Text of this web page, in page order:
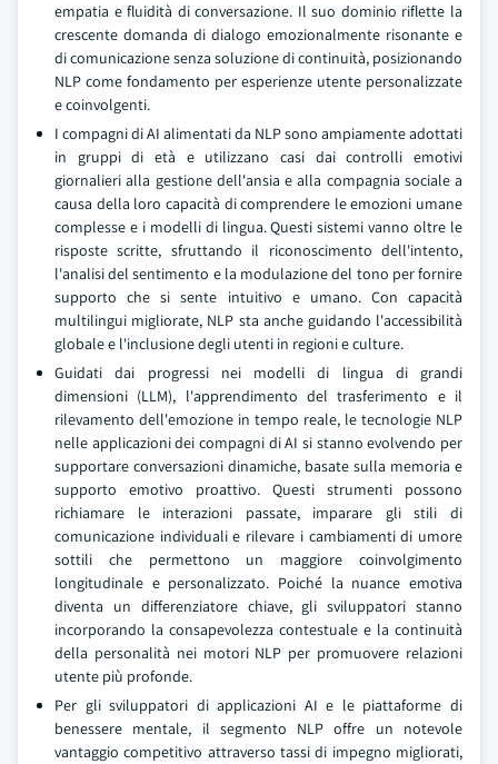
empatia e fluidità di conversazione. Il suo dominio riflette la
crescente domanda di dialogo emozionalmente risonante e
di comunicazione senza soluzione di continuità, posizionando
NLP come fondamento per esperienze utente personalizzate
e coinvolgenti.
I compagni di AI alimentati da NLP sono ampiamente adottati
in gruppi di età e utilizzano casi dai controlli emotivi
giornalieri alla gestione dell'ansia e alla compagnia sociale a
causa della loro capacità di comprendere le emozioni umane
complesse e i modelli di lingua. Questi sistemi vanno oltre le
risposte scritte, sfruttando il riconoscimento dell'intento,
l'analisi del sentimento e la modulazione del tono per fornire
supporto che si sente intuitivo e umano. Con capacità
multilingui migliorate, NLP sta anche guidando l'accessibilità
globale e l'inclusione degli utenti in regioni e culture.
Guidati dai progressi nei modelli di lingua di grandi
dimensioni (LLM), l'apprendimento del trasferimento e il
rilevamento dell'emozione in tempo reale, le tecnologie NLP
nelle applicazioni dei compagni di AI si stanno evolvendo per
supportare conversazioni dinamiche, basate sulla memoria e
supporto emotivo proattivo. Questi strumenti possono
richiamare le interazioni passate, imparare gli stili di
comunicazione individuali e rilevare i cambiamenti di umore
sottili che permettono un maggiore coinvolgimento
longitudinale e personalizzato. Poiché la nuance emotiva
diventa un differenziatore chiave, gli sviluppatori stanno
incorporando la consapevolezza contestuale e la continuità
della personalità nei motori NLP per promuovere relazioni
utente più profonde.
Per gli sviluppatori di applicazioni AI e le piattaforme di
benessere mentale, il segmento NLP offre un notevole
vantaggio competitivo attraverso tassi di impegno migliorati,